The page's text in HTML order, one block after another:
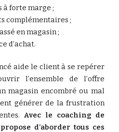
forte marge ;
complémentaires ;
en magasin ;
d’achat.
aide le client à se repérer
l’ensemble de l’offre
magasin encombré ou mal
générer de la frustration
Avec le coaching de
d’aborder tous ces